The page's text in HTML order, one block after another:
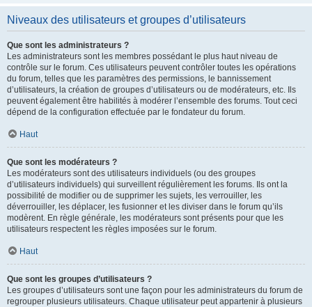
Niveaux des utilisateurs et groupes d’utilisateurs
Que sont les administrateurs ?
Les administrateurs sont les membres possédant le plus haut niveau de
contrôle sur le forum. Ces utilisateurs peuvent contrôler toutes les opérations
du forum, telles que les paramètres des permissions, le bannissement
d’utilisateurs, la création de groupes d’utilisateurs ou de modérateurs, etc. Ils
peuvent également être habilités à modérer l’ensemble des forums. Tout ceci
dépend de la configuration effectuée par le fondateur du forum.
Haut
Que sont les modérateurs ?
Les modérateurs sont des utilisateurs individuels (ou des groupes
d’utilisateurs individuels) qui surveillent régulièrement les forums. Ils ont la
possibilité de modifier ou de supprimer les sujets, les verrouiller, les
déverrouiller, les déplacer, les fusionner et les diviser dans le forum qu’ils
modèrent. En règle générale, les modérateurs sont présents pour que les
utilisateurs respectent les règles imposées sur le forum.
Haut
Que sont les groupes d’utilisateurs ?
Les groupes d’utilisateurs sont une façon pour les administrateurs du forum de
regrouper plusieurs utilisateurs. Chaque utilisateur peut appartenir à plusieurs